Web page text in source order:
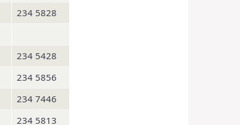
234 5828
234 5428
234 5856
234 7446
234 5813